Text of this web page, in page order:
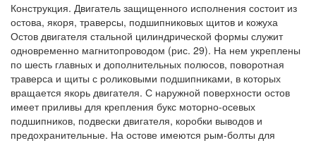
Конструкция. Двигатель защищенного исполнения состоит из
остова, якоря, траверсы, подшипниковых щитов и кожуха
Остов двигателя стальной цилиндрической формы служит
одновременно магнитопроводом (рис. 29). На нем укреплены
по шесть главных и дополнительных полюсов, поворотная
траверса и щиты с роликовыми подшипниками, в которых
вращается якорь двигателя. С наружной поверхности остов
имеет приливы для крепления букс моторно-осевых
подшипников, подвески двигателя, коробки выводов и
предохранительные. На остове имеются рым-болты для